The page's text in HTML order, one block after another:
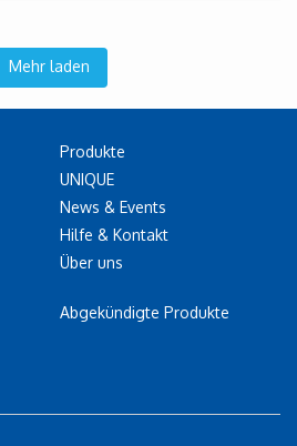
Mehr laden
Produkte
UNIQUE
News & Events
Hilfe & Kontakt
Über uns
Abgekündigte Produkte